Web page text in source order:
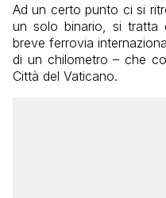
Ad un certo punto ci si
un solo binario, si tratta
breve ferrovia
di un chilometro – che
Città del Vaticano.